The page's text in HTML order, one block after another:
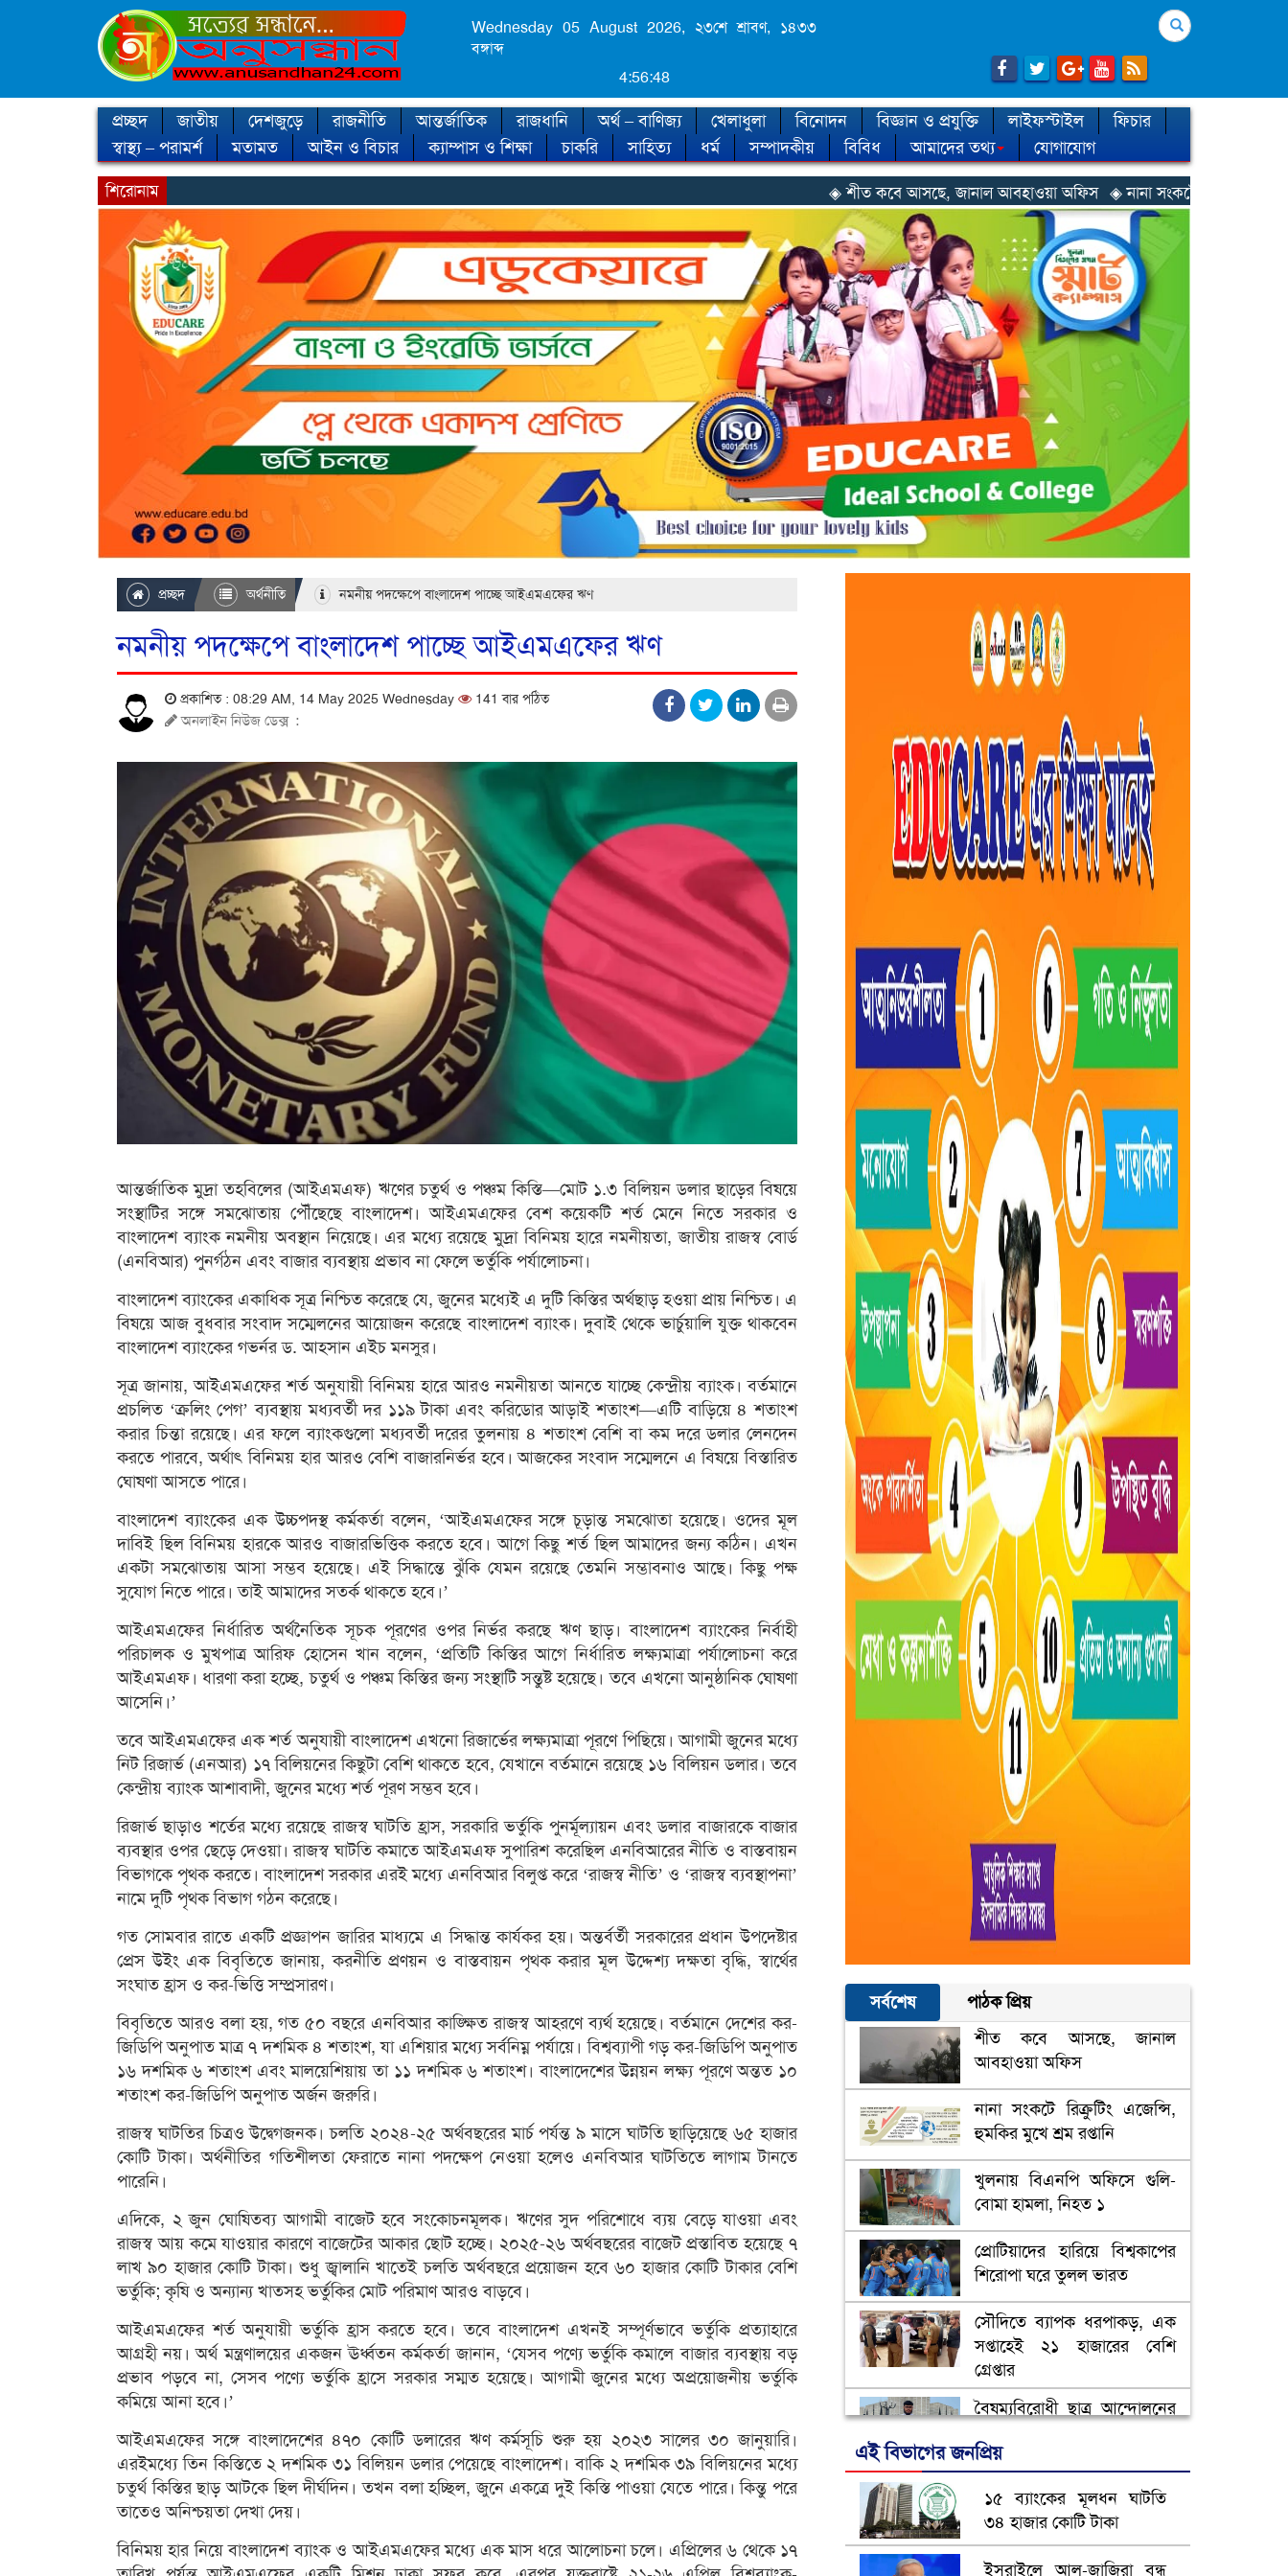
Wednesday 05 August 2026, ২৩শে শ্রাবণ, ১৪৩৩
বঙ্গাব্দ
4:56:50
Search
প্রচ্ছদ জাতীয় দেশজুড়ে রাজনীতি আন্তর্জাতিক রাজধানি অর্থ – বাণিজ্য খেলাধুলা বিনোদন বিজ্ঞান ও প্রযুক্তি লাইফস্টাইল
ফিচার
স্বাস্থ্য – পরামর্শ
মতামত আইন ও বিচার ক্যাম্পাস ও শিক্ষা চাকরি সাহিত্য ধর্ম সম্পাদকীয় বিবিধ আমাদের তথ্য যোগাযোগ
শিরোনাম ◈ শীত কবে আসছে, জানাল আবহাওয়া অফিস ◈ নানা সংকটে রিক্রুটিং এজেন্সি, হুমকির মুখে শ্রম
প্রচ্ছদ অর্থনীতি নমনীয় পদক্ষেপে বাংলাদেশ পাচ্ছে আইএমএফের ঋণ
নমনীয় পদক্ষেপে বাংলাদেশ পাচ্ছে আইএমএফের ঋণ
প্রকাশিত : 08:29 AM, 14 May 2025 Wednesday 141 বার পঠিত
অনলাইন নিউজ ডেক্স :
আন্তর্জাতিক মুদ্রা তহবিলের (আইএমএফ) ঋণের চতুর্থ ও পঞ্চম কিস্তি—মোট ১.৩ বিলিয়ন ডলার ছাড়ের বিষয়ে
সংস্থাটির সঙ্গে সমঝোতায় পৌঁছেছে বাংলাদেশ। আইএমএফের বেশ কয়েকটি শর্ত মেনে নিতে সরকার ও
বাংলাদেশ ব্যাংক নমনীয় অবস্থান নিয়েছে। এর মধ্যে রয়েছে মুদ্রা বিনিময় হারে নমনীয়তা, জাতীয় রাজস্ব বোর্ড
(এনবিআর) পুনর্গঠন এবং বাজার ব্যবস্থায় প্রভাব না ফেলে ভর্তুকি পর্যালোচনা।
বাংলাদেশ ব্যাংকের একাধিক সূত্র নিশ্চিত করেছে যে, জুনের মধ্যেই এ দুটি কিস্তির অর্থছাড় হওয়া প্রায় নিশ্চিত। এ
বিষয়ে আজ বুধবার সংবাদ সম্মেলনের আয়োজন করেছে বাংলাদেশ ব্যাংক। দুবাই থেকে ভার্চুয়ালি যুক্ত থাকবেন
বাংলাদেশ ব্যাংকের গভর্নর ড. আহসান এইচ মনসুর।
সূত্র জানায়, আইএমএফের শর্ত অনুযায়ী বিনিময় হারে আরও নমনীয়তা আনতে যাচ্ছে কেন্দ্রীয় ব্যাংক। বর্তমানে
প্রচলিত ‘ক্রলিং পেগ’ ব্যবস্থায় মধ্যবর্তী দর ১১৯ টাকা এবং করিডোর আড়াই শতাংশ—এটি বাড়িয়ে ৪ শতাংশ
করার চিন্তা রয়েছে। এর ফলে ব্যাংকগুলো মধ্যবর্তী দরের তুলনায় ৪ শতাংশ বেশি বা কম দরে ডলার লেনদেন
করতে পারবে, অর্থাৎ বিনিময় হার আরও বেশি বাজারনির্ভর হবে। আজকের সংবাদ সম্মেলনে এ বিষয়ে বিস্তারিত
ঘোষণা আসতে পারে।
বাংলাদেশ ব্যাংকের এক উচ্চপদস্থ কর্মকর্তা বলেন, ‘আইএমএফের সঙ্গে চূড়ান্ত সমঝোতা হয়েছে। ওদের মূল
দাবিই ছিল বিনিময় হারকে আরও বাজারভিত্তিক করতে হবে। আগে কিছু শর্ত ছিল আমাদের জন্য কঠিন। এখন
একটা সমঝোতায় আসা সম্ভব হয়েছে। এই সিদ্ধান্তে ঝুঁকি যেমন রয়েছে তেমনি সম্ভাবনাও আছে। কিছু পক্ষ
সুযোগ নিতে পারে। তাই আমাদের সতর্ক থাকতে হবে।’
আইএমএফের নির্ধারিত অর্থনৈতিক সূচক পূরণের ওপর নির্ভর করছে ঋণ ছাড়। বাংলাদেশ ব্যাংকের নির্বাহী
পরিচালক ও মুখপাত্র আরিফ হোসেন খান বলেন, ‘প্রতিটি কিস্তির আগে নির্ধারিত লক্ষ্যমাত্রা পর্যালোচনা করে
আইএমএফ। ধারণা করা হচ্ছে, চতুর্থ ও পঞ্চম কিস্তির জন্য সংস্থাটি সন্তুষ্ট হয়েছে। তবে এখনো আনুষ্ঠানিক ঘোষণা
আসেনি।’
তবে আইএমএফের এক শর্ত অনুযায়ী বাংলাদেশ এখনো রিজার্ভের লক্ষ্যমাত্রা পূরণে পিছিয়ে। আগামী জুনের মধ্যে
নিট রিজার্ভ (এনআর) ১৭ বিলিয়নের কিছুটা বেশি থাকতে হবে, যেখানে বর্তমানে রয়েছে ১৬ বিলিয়ন ডলার। তবে
কেন্দ্রীয় ব্যাংক আশাবাদী, জুনের মধ্যে শর্ত পূরণ সম্ভব হবে।
রিজার্ভ ছাড়াও শর্তের মধ্যে রয়েছে রাজস্ব ঘাটতি হ্রাস, সরকারি ভর্তুকি পুনর্মূল্যায়ন এবং ডলার বাজারকে বাজার
ব্যবস্থার ওপর ছেড়ে দেওয়া। রাজস্ব ঘাটতি কমাতে আইএমএফ সুপারিশ করেছিল এনবিআরের নীতি ও বাস্তবায়ন
বিভাগকে পৃথক করতে। বাংলাদেশ সরকার এরই মধ্যে এনবিআর বিলুপ্ত করে ‘রাজস্ব নীতি’ ও ‘রাজস্ব ব্যবস্থাপনা’
নামে দুটি পৃথক বিভাগ গঠন করেছে।
গত সোমবার রাতে একটি প্রজ্ঞাপন জারির মাধ্যমে এ সিদ্ধান্ত কার্যকর হয়। অন্তর্বর্তী সরকারের প্রধান উপদেষ্টার
প্রেস উইং এক বিবৃতিতে জানায়, করনীতি প্রণয়ন ও বাস্তবায়ন পৃথক করার মূল উদ্দেশ্য দক্ষতা বৃদ্ধি, স্বার্থের
সংঘাত হ্রাস ও কর-ভিত্তি সম্প্রসারণ।
বিবৃতিতে আরও বলা হয়, গত ৫০ বছরে এনবিআর কাঙ্ক্ষিত রাজস্ব আহরণে ব্যর্থ হয়েছে। বর্তমানে দেশের কর-
জিডিপি অনুপাত মাত্র ৭ দশমিক ৪ শতাংশ, যা এশিয়ার মধ্যে সর্বনিম্ন পর্যায়ে। বিশ্বব্যাপী গড় কর-জিডিপি অনুপাত
১৬ দশমিক ৬ শতাংশ এবং মালয়েশিয়ায় তা ১১ দশমিক ৬ শতাংশ। বাংলাদেশের উন্নয়ন লক্ষ্য পূরণে অন্তত ১০
শতাংশ কর-জিডিপি অনুপাত অর্জন জরুরি।
রাজস্ব ঘাটতির চিত্রও উদ্বেগজনক। চলতি ২০২৪-২৫ অর্থবছরের মার্চ পর্যন্ত ৯ মাসে ঘাটতি ছাড়িয়েছে ৬৫ হাজার
কোটি টাকা। অর্থনীতির গতিশীলতা ফেরাতে নানা পদক্ষেপ নেওয়া হলেও এনবিআর ঘাটতিতে লাগাম টানতে
পারেনি।
এদিকে, ২ জুন ঘোষিতব্য আগামী বাজেট হবে সংকোচনমূলক। ঋণের সুদ পরিশোধে ব্যয় বেড়ে যাওয়া এবং
রাজস্ব আয় কমে যাওয়ার কারণে বাজেটের আকার ছোট হচ্ছে। ২০২৫-২৬ অর্থবছরের বাজেট প্রস্তাবিত হয়েছে ৭
লাখ ৯০ হাজার কোটি টাকা। শুধু জ্বালানি খাতেই চলতি অর্থবছরে প্রয়োজন হবে ৬০ হাজার কোটি টাকার বেশি
ভর্তুকি; কৃষি ও অন্যান্য খাতসহ ভর্তুকির মোট পরিমাণ আরও বাড়বে।
আইএমএফের শর্ত অনুযায়ী ভর্তুকি হ্রাস করতে হবে। তবে বাংলাদেশ এখনই সম্পূর্ণভাবে ভর্তুকি প্রত্যাহারে
আগ্রহী নয়। অর্থ মন্ত্রণালয়ের একজন ঊর্ধ্বতন কর্মকর্তা জানান, ‘যেসব পণ্যে ভর্তুকি কমালে বাজার ব্যবস্থায় বড়
প্রভাব পড়বে না, সেসব পণ্যে ভর্তুকি হ্রাসে সরকার সম্মত হয়েছে। আগামী জুনের মধ্যে অপ্রয়োজনীয় ভর্তুকি
কমিয়ে আনা হবে।’
আইএমএফের সঙ্গে বাংলাদেশের ৪৭০ কোটি ডলারের ঋণ কর্মসূচি শুরু হয় ২০২৩ সালের ৩০ জানুয়ারি।
এরইমধ্যে তিন কিস্তিতে ২ দশমিক ৩১ বিলিয়ন ডলার পেয়েছে বাংলাদেশ। বাকি ২ দশমিক ৩৯ বিলিয়নের মধ্যে
চতুর্থ কিস্তির ছাড় আটকে ছিল দীর্ঘদিন। তখন বলা হচ্ছিল, জুনে একত্রে দুই কিস্তি পাওয়া যেতে পারে। কিন্তু পরে
তাতেও অনিশ্চয়তা দেখা দেয়।
বিনিময় হার নিয়ে বাংলাদেশ ব্যাংক ও আইএমএফের মধ্যে এক মাস ধরে আলোচনা চলে। এপ্রিলের ৬ থেকে ১৭
সর্বশেষ
পাঠক প্রিয়
শীত কবে আসছে, জানাল
আবহাওয়া অফিস
নানা সংকটে রিক্রুটিং এজেন্সি,
হুমকির মুখে শ্রম রপ্তানি
খুলনায় বিএনপি অফিসে গুলি-
বোমা হামলা, নিহত ১
প্রোটিয়াদের হারিয়ে বিশ্বকাপের
শিরোপা ঘরে তুলল ভারত
সৌদিতে ব্যাপক ধরপাকড়, এক
সপ্তাহেই ২১ হাজারের বেশি
গ্রেপ্তার
বৈষম্যবিরোধী ছাত্র আন্দোলনের
ভিউ বাড়াতে রাম দা হাতে
ফেসবুকে ভিডিও পোস্ট শিক্ষকের
আ.লীগ ও জাপার ৯ নেতা
এই বিভাগের জনপ্রিয়
১৫ ব্যাংকের মূলধন ঘাটতি
৩৪ হাজার কোটি টাকা
ইসরাইলে আল-জাজিরা বন্ধ